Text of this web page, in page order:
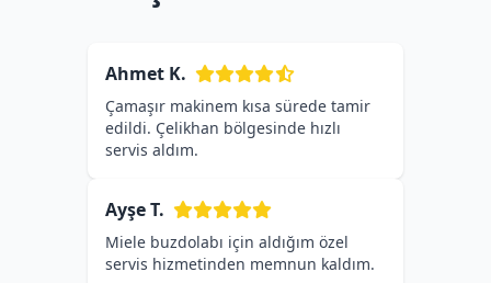
Ahmet K.
Çamaşır makinem kısa sürede tamir
edildi. Çelikhan bölgesinde hızlı
servis aldım.
Ayşe T.
Miele buzdolabı için aldığım özel
servis hizmetinden memnun kaldım.